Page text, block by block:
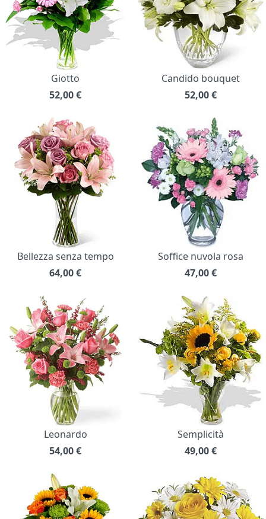
Giotto
52,00€
Candido bouquet
52,00€
Bellezza senza tempo
64,00€
Soffice nuvola rosa
47,00€
Leonardo
54,00€
Semplicità
49,00€